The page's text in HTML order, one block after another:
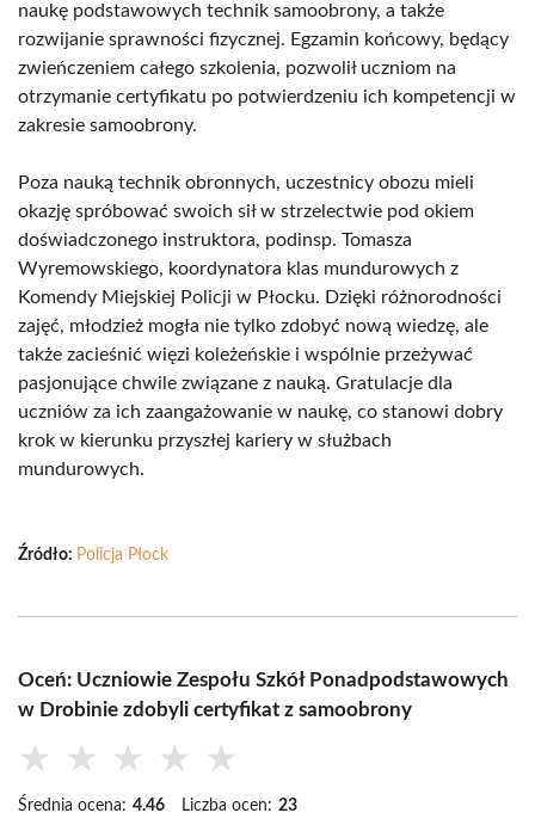
naukę podstawowych technik samoobrony, a także
rozwijanie sprawności fizycznej. Egzamin końcowy, będący
zwieńczeniem całego szkolenia, pozwolił uczniom na
otrzymanie certyfikatu po potwierdzeniu ich kompetencji w
zakresie samoobrony.
Poza nauką technik obronnych, uczestnicy obozu mieli
okazję spróbować swoich sił w strzelectwie pod okiem
doświadczonego instruktora, podinsp. Tomasza
Wyremowskiego, koordynatora klas mundurowych z
Komendy Miejskiej Policji w Płocku. Dzięki różnorodności
zajęć, młodzież mogła nie tylko zdobyć nową wiedzę, ale
także zacieśnić więzi koleżeńskie i wspólnie przeżywać
pasjonujące chwile związane z nauką. Gratulacje dla
uczniów za ich zaangażowanie w naukę, co stanowi dobry
krok w kierunku przyszłej kariery w służbach
mundurowych.
Źródło: Policja Płock
Oceń: Uczniowie Zespołu Szkół Ponadpodstawowych
w Drobinie zdobyli certyfikat z samoobrony
★ ★ ★ ★ ★
Średnia ocena: 4.46 Liczba ocen: 23